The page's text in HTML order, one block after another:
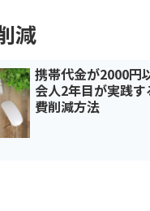
減
携帯代金が2000円
会人2年目が実践
費削減方法